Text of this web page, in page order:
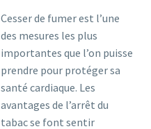
Cesser de fumer est l’une
des mesures les plus
importantes que l’on puisse
prendre pour protéger sa
santé cardiaque. Les
avantages de l’arrêt du
tabac se font sentir